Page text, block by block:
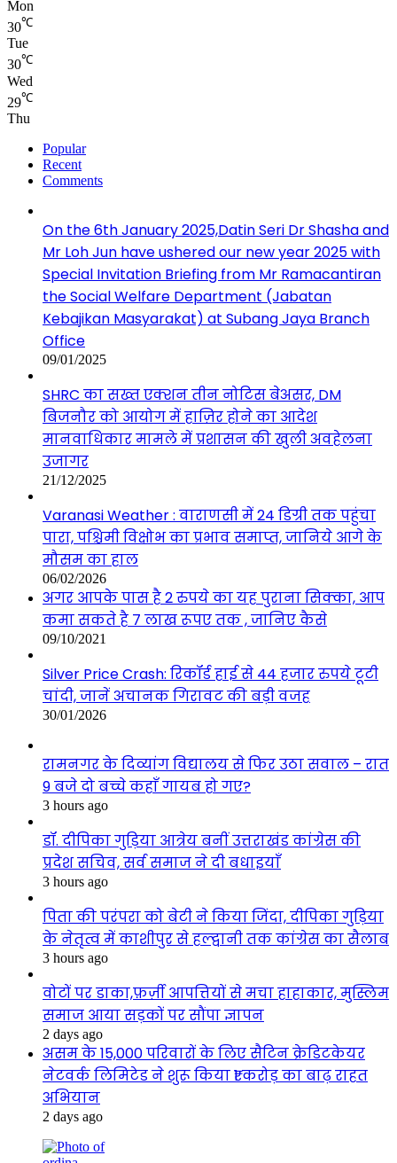
Mon
30℃
Tue
30℃
Wed
29℃
Thu
Popular
Recent
Comments
On the 6th January 2025,Datin Seri Dr Shasha and
Mr Loh Jun have ushered our new year 2025 with
Special Invitation Briefing from Mr Ramacantiran
the Social Welfare Department (Jabatan
Kebajikan Masyarakat) at Subang Jaya Branch
Office
09/01/2025
SHRC का सख्त एक्शन तीन नोटिस बेअसर, DM
बिजनौर को आयोग में हाज़िर होने का आदेश
मानवाधिकार मामले में प्रशासन की खुली अवहेलना
उजागर
21/12/2025
Varanasi Weather : वाराणसी में 24 डिग्री तक पहुंचा
पारा, पश्चिमी विक्षोभ का प्रभाव समाप्त, जानिये आगे के
मौसम का हाल
06/02/2026
अगर आपके पास है 2 रुपये का यह पुराना सिक्का, आप
कमा सकते है 7 लाख रूपए तक , जानिए कैसे
09/10/2021
Silver Price Crash: रिकॉर्ड हाई से 44 हजार रुपये टूटी
चांदी, जानें अचानक गिरावट की बड़ी वजह
30/01/2026
रामनगर के दिव्यांग विद्यालय से फिर उठा सवाल – रात
9 बजे दो बच्चे कहाँ गायब हो गए?
3 hours ago
डॉ. दीपिका गुड़िया आत्रेय बनीं उत्तराखंड कांग्रेस की
प्रदेश सचिव, सर्व समाज ने दी बधाइयाँ
3 hours ago
पिता की परंपरा को बेटी ने किया जिंदा, दीपिका गुड़िया
के नेतृत्व में काशीपुर से हल्द्वानी तक कांग्रेस का सैलाब
3 hours ago
वोटों पर डाका,फ़र्ज़ी आपत्तियों से मचा हाहाकार, मुस्लिम
समाज आया सड़कों पर सौंपा ज्ञापन
2 days ago
असम के 15,000 परिवारों के लिए सैटिन क्रेडिटकेयर
नेटवर्क लिमिटेड ने शुरू किया ₹1 करोड़ का बाढ़ राहत
अभियान
2 days ago